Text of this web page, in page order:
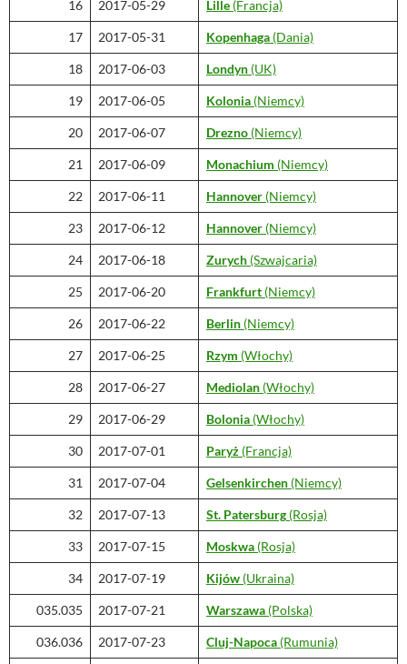
16 2017-05-29 Lille (Francja)
17 2017-05-31 Kopenhaga (Dania)
18 2017-06-03 Londyn (UK)
19 2017-06-05 Kolonia (Niemcy)
20 2017-06-07 Drezno (Niemcy)
21 2017-06-09 Monachium (Niemcy)
22 2017-06-11 Hannover (Niemcy)
23 2017-06-12 Hannover (Niemcy)
24 2017-06-18 Zurych (Szwajcaria)
25 2017-06-20 Frankfurt (Niemcy)
26 2017-06-22 Berlin (Niemcy)
27 2017-06-25 Rzym (Włochy)
28 2017-06-27 Mediolan (Włochy)
29 2017-06-29 Bolonia (Włochy)
30 2017-07-01 Paryż (Francja)
31 2017-07-04 Gelsenkirchen (Niemcy)
32 2017-07-13 St. Patersburg (Rosja)
33 2017-07-15 Moskwa (Rosja)
34 2017-07-19 Kijów (Ukraina)
035.035 2017-07-21 Warszawa (Polska)
036.036 2017-07-23 Cluj-Napoca (Rumunia)